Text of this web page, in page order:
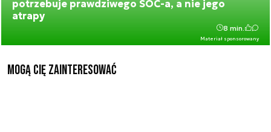
potrzebuje prawdziwego SOC-a, a nie jego
atrapy
Materiał sponsorowany
8 min.
Mogą Cię zainteresować